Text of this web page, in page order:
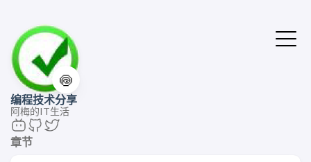
🍥
编程技术分享
阿梅的IT生活
章节